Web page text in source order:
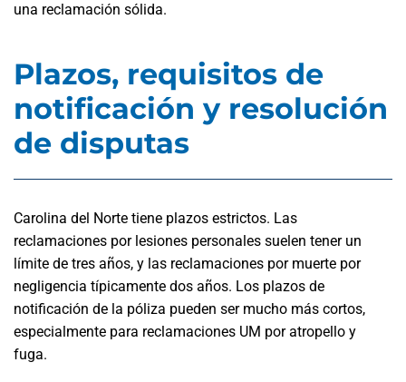
una reclamación sólida.
Plazos, requisitos de
notificación y resolución
de disputas
Carolina del Norte tiene plazos estrictos. Las
reclamaciones por lesiones personales suelen tener un
límite de tres años, y las reclamaciones por muerte por
negligencia típicamente dos años. Los plazos de
notificación de la póliza pueden ser mucho más cortos,
especialmente para reclamaciones UM por atropello y
fuga.